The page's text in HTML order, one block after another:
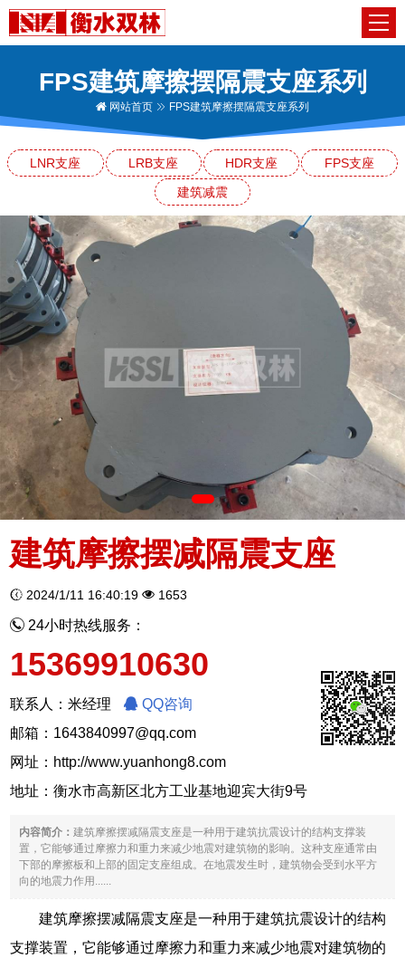
FPS建筑摩擦摆隔震支座系列
网站首页 FPS建筑摩擦摆隔震支座系列
LNR支座 LRB支座 HDR支座
FPS支座
建筑减震
建筑摩擦摆减隔震支座
2024/1/11 16:40:19 1653
24小时热线服务：
15369910630
联系人：米经理
QQ咨询
邮箱：1643840997@qq.com
网址： http://www.yuanhong8.com
地址：衡水市高新区北方工业基地迎宾大街9号
内容简介：建筑摩擦摆减隔震支座是一种用于建筑抗震设计的结构支撑装
置，它能够通过摩擦力和重力来减少地震对建筑物的影响。这种支座通常由
下部的摩擦板和上部的固定支座组成。在地震发生时，建筑物会受到水平方
向的地震力作用......
建筑摩擦摆减隔震支座是一种用于建筑抗震设计的结构
支撑装置，它能够通过摩擦力和重力来减少地震对建筑物的